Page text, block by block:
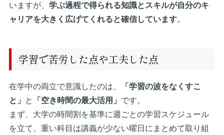
いますが、 学ぶ過程で得られる知識とスキルが自分のキ
ャリアを大きく広げてくれると確信しています。
学習で苦労した点や工夫した点
在学中の両立で意識したのは、
「学習の波をなくすこ
と」
と 「空き時間の最大活用」 です。
まず、大学の時間割を基準に週ごとの学習スケジュール
を立て、重い科目は講義が少ない曜日にまとめて取り組